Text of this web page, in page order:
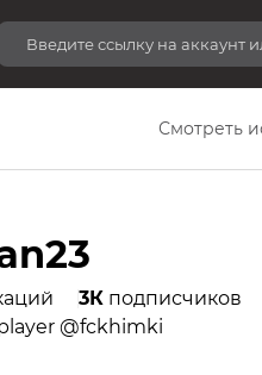
Смотреть
3К подписчиков
@fckhimki